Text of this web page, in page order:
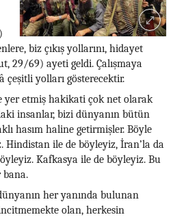
biz çıkış yollarını, hidayet
29/69) ayeti geldi. Çalışmaya
çeşitli yolları gösterecektir.
etmiş hakikati çok net olarak
insanlar, bizi dünyanın bütün
hasım haline getirmişler. Böyle
ile de böyleyiz, İran’la da
Kafkasya ile de böyleyiz. Bu
her yanında bulunan
olan, herkesin